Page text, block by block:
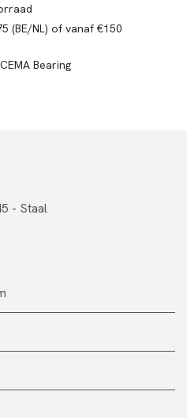
(BE/NL) of vanaf €150
Bearing
- Staal